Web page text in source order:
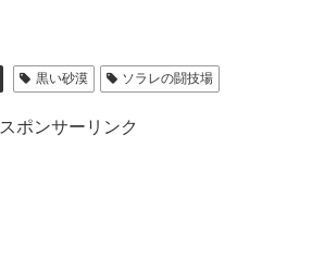
黒い砂漠 ソラレの闘技場
スポンサーリンク